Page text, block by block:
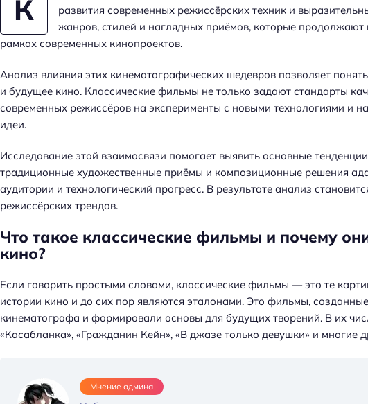
К
развития современных режиссёрских техник и
жанров, стилей и наглядных приёмов, которые продолжают
рамках современных кинопроектов.
Анализ влияния этих кинематографических шедевров позволяет
и будущее кино. Классические фильмы не только задают стандарты
современных режиссёров на эксперименты с новыми технологиями и
идеи.
Исследование этой взаимосвязи помогает выявить основные
традиционные художественные приёмы и композиционные решения
аудитории и технологический прогресс. В результате анализ
режиссёрских трендов.
Что такое классические фильмы и почему
кино?
Если говорить простыми словами, классические фильмы — это те
истории кино и до сих пор являются эталонами. Это фильмы,
кинематографа и формировали основы для будущих творений. В их
«Касабланка», «Гражданин Кейн», «В джазе только девушки» и многие
Мнение админа